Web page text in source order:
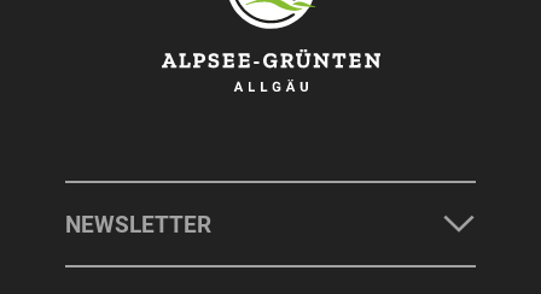
BLAICHACH-GUNZESRIED
BURGBERG
UNTERKÜNFTE
NEWSLETTER